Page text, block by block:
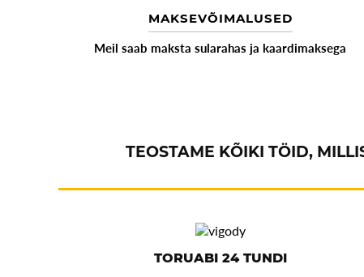
MAKSEVÕIMALUSED
Meil saab maksta sularahas ja kaardimaksega
TEOSTAME KÕIKI TÖID,
TORUABI 24 TUNDI